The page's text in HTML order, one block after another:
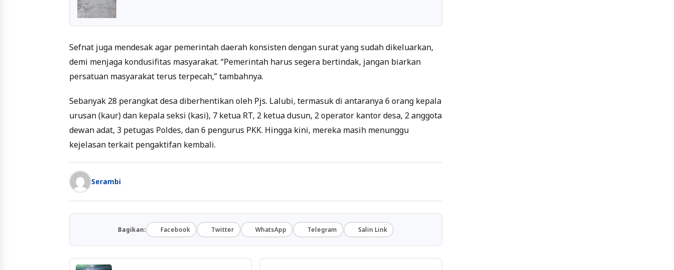
Sefnat juga mendesak agar pemerintah daerah konsisten dengan surat yang sudah dikeluarkan,
demi menjaga kondusifitas masyarakat. “Pemerintah harus segera bertindak, jangan biarkan
persatuan masyarakat terus terpecah,” tambahnya.
Sebanyak 28 perangkat desa diberhentikan oleh Pjs. Lalubi, termasuk di antaranya 6 orang kepala
urusan (kaur) dan kepala seksi (kasi), 7 ketua RT, 2 ketua dusun, 2 operator kantor desa, 2 anggota
dewan adat, 3 petugas Poldes, dan 6 pengurus PKK. Hingga kini, mereka masih menunggu
kejelasan terkait pengaktifan kembali.
Serambi
Bagikan: Facebook Twitter WhatsApp Telegram Salin Link